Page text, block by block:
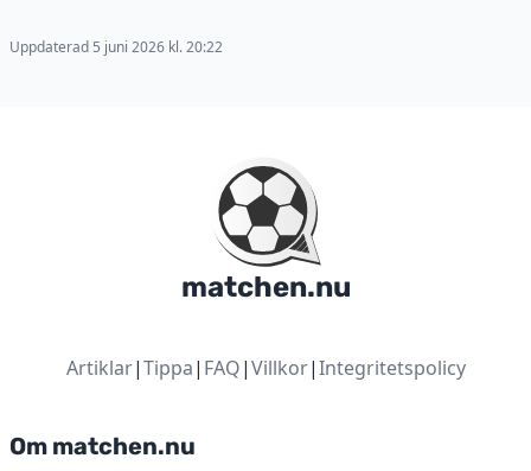
Uppdaterad 5 juni 2026 kl. 20:22
matchen.nu
Artiklar|Tippa| FAQ|Villkor|Integritetspolicy
Om matchen.nu